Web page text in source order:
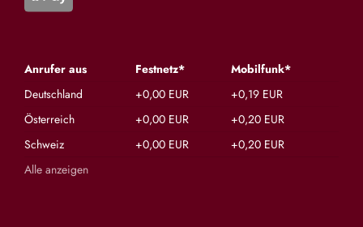
Anrufer aus Festnetz*
Mobilfunk*
Deutschland
+0,00 EUR
+0,19 EUR
Österreich
+0,00 EUR
+0,20 EUR
Schweiz
+0,00 EUR
+0,20 EUR
Alle anzeigen